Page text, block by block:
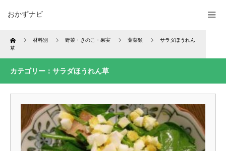
おかずナビ
Home 材料別 野菜・きのこ・果実 葉菜類
サラダほうれん
草
カテゴリー：サラダほうれん草